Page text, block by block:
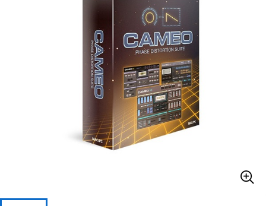
パーカッション
電子ピアノ
その他楽器